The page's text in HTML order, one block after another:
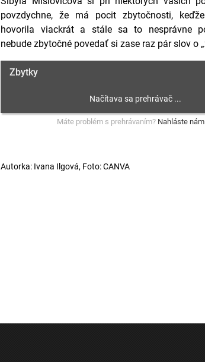
povzdychne, že má pocit zbytočnosti,
hovorila viackrát a stále sa to nesprávne
nebude zbytočné povedať si zase raz pár slov o
Zbytky
Máte problém s prehrávaním? Nahláste
Autorka: Ivana Ilgová, Foto: CANVA